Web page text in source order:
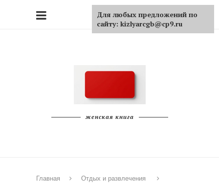
женская книга
Главная
Отдых и развлечения
Для любых предложений по
сайту: kizlyarcgb@cp9.ru